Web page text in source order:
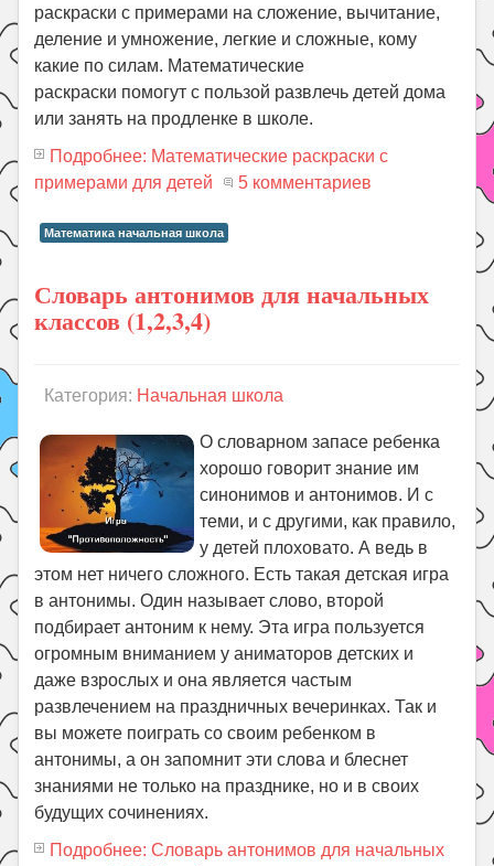
раскраски с примерами на сложение, вычитание,
деление и умножение, легкие и сложные, кому
какие по силам. Математические
раскраски помогут с пользой развлечь детей дома
или занять на продленке в школе.
Подробнее: Математические раскраски с
примерами для детей
5 комментариев
Математика начальная школа
Словарь антонимов для начальных
классов (1,2,3,4)
Категория: Начальная школа
О словарном запасе ребенка
хорошо говорит знание им
синонимов и антонимов. И с
теми, и с другими, как правило,
у детей плоховато. А ведь в
этом нет ничего сложного. Есть такая детская игра
в антонимы. Один называет слово, второй
подбирает антоним к нему. Эта игра пользуется
огромным вниманием у аниматоров детских и
даже взрослых и она является частым
развлечением на праздничных вечеринках. Так и
вы можете поиграть со своим ребенком в
антонимы, а он запомнит эти слова и блеснет
знаниями не только на празднике, но и в своих
будущих сочинениях.
Подробнее: Словарь антонимов для начальных